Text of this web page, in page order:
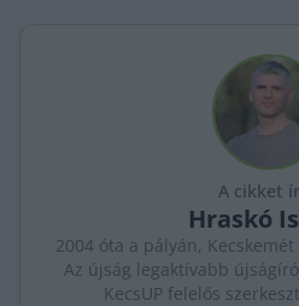
A cikket
Hraskó
2004 óta a pályán,
Az újság legaktívabb
KecsUP felelős